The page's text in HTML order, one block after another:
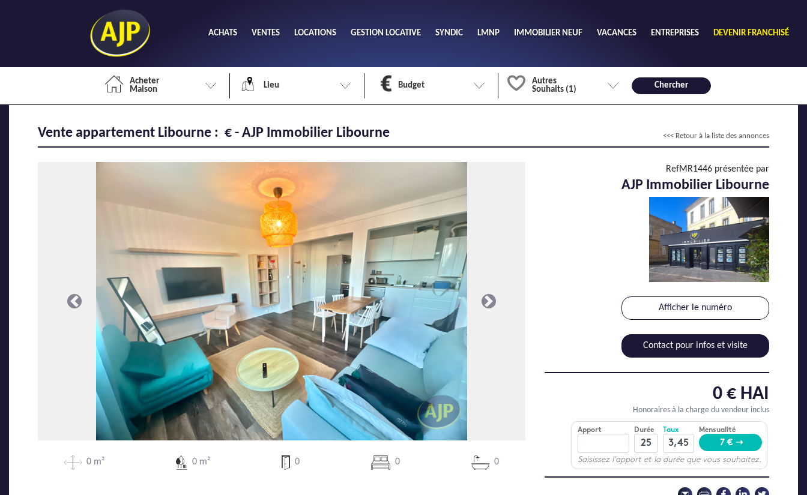
ACHATS VENTES LOCATIONS GESTION LOCATIVE SYNDIC LMNP IMMOBILIER NEUF VACANCES ENTREPRISES DEVENIR FRANCHISÉ
Acheter
Maison
Lieu Budget
Autres
Souhaits (1)
Chercher
Vente appartement Libourne : € - AJP Immobilier Libourne <<< Retour à la liste des annonces
Précédente Suivante
0 m² 0 m² 0 0 0
RefMR1446 présentée par
AJP Immobilier Libourne
Afficher le numéro
Contact pour infos et visite
0 € HAI
Honoraires à la charge du vendeur inclus